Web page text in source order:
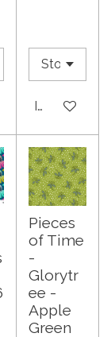
In
Pieces
of Time
-
Glorytr
ee -
Apple
Green